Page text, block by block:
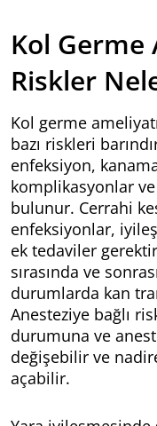
Kol Germe
Riskler
Kol germe
bazı riskleri
enfeksiyon,
komplikasyonlar
bulunur. Cerrahi
enfeksiyonlar,
ek tedaviler
sırasında ve
durumlarda kan
Anesteziye bağlı
durumuna ve
değişebilir ve
açabilir.